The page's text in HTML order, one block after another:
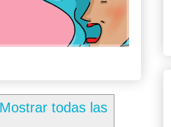
Mostrar todas las